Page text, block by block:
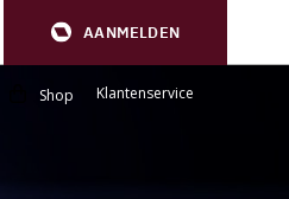
AANMELDEN
Shop Klantenservice